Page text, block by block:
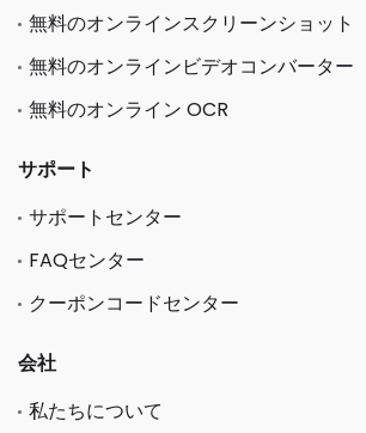
無料のオンラインスクリーンショット
無料のオンラインビデオコンバーター
無料のオンライン OCR
サポート
サポートセンター
FAQセンター
クーポンコードセンター
会社
私たちについて